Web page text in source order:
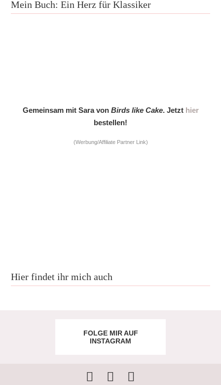
Mein Buch: Ein Herz für Klassiker
Gemeinsam mit Sara von Birds like Cake. Jetzt hier
bestellen!
(Werbung/Affiliate Partner Link)
Hier findet ihr mich auch
FOLGE MIR AUF
INSTAGRAM